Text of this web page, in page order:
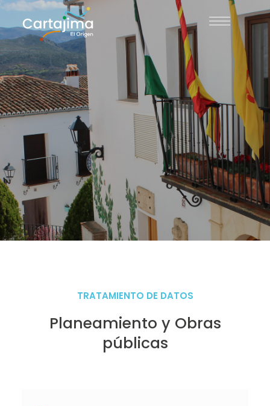
TRATAMIENTO DE DATOS
Planeamiento y Obras
públicas